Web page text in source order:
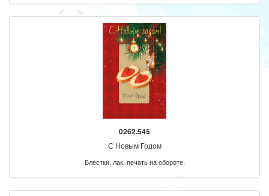
0262.545
С Новым Годом
Блестки, лак, печать на обороте.